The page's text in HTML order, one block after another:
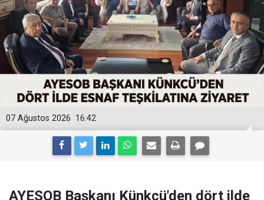
16:42
07 Ağustos 2026
AYESOB Başkanı Künkcü'den dört ilde